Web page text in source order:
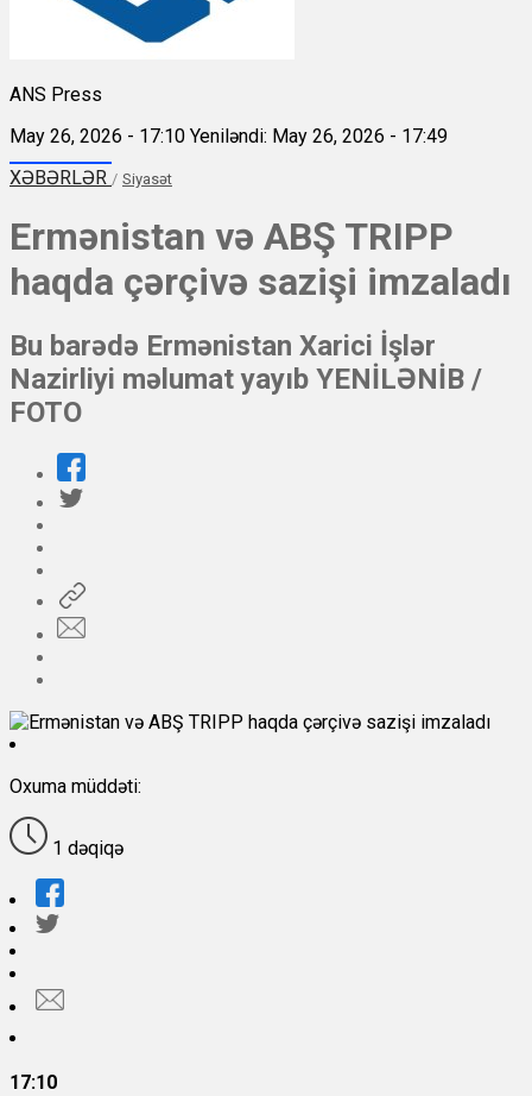
ANS Press
May 26, 2026 - 17:10 Yeniləndi: May 26, 2026 - 17:49
XƏBƏRLƏR / Siyasət
Ermənistan və ABŞ TRIPP
haqda çərçivə sazişi imzaladı
Bu barədə Ermənistan Xarici İşlər
Nazirliyi məlumat yayıb YENİLƏNİB /
FOTO
Oxuma müddəti:
1 dəqiqə
17:10